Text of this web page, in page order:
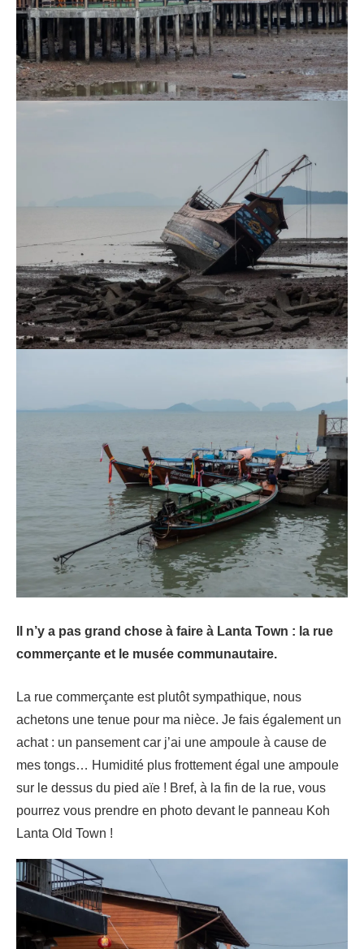
Il n’y a pas grand chose à faire à Lanta Town : la rue
commerçante et le musée communautaire.
La rue commerçante est plutôt sympathique, nous
achetons une tenue pour ma nièce. Je fais également un
achat : un pansement car j’ai une ampoule à cause de
mes tongs… Humidité plus frottement égal une ampoule
sur le dessus du pied aïe ! Bref, à la fin de la rue, vous
pourrez vous prendre en photo devant le panneau Koh
Lanta Old Town !